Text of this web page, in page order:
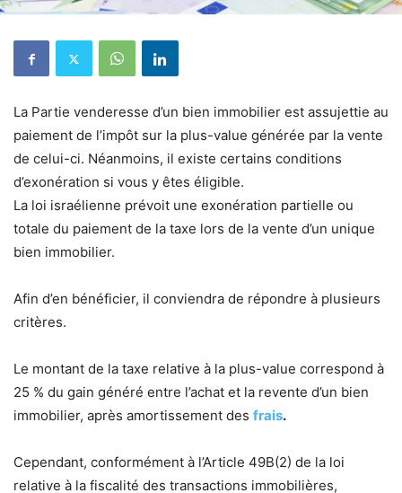
La Partie venderesse d’un bien immobilier est assujettie au
paiement de l’impôt sur la plus-value générée par la vente
de celui-ci. Néanmoins, il existe certains conditions
d’exonération si vous y êtes éligible.
La loi israélienne prévoit une exonération partielle ou
totale du paiement de la taxe lors de la vente d’un unique
bien immobilier.
Afin d’en bénéficier, il conviendra de répondre à plusieurs
critères.
Le montant de la taxe relative à la plus-value correspond à
25 % du gain généré entre l’achat et la revente d’un bien
immobilier, après amortissement des frais.
Cependant, conformément à l’Article 49B(2) de la loi
relative à la fiscalité des transactions immobilières,